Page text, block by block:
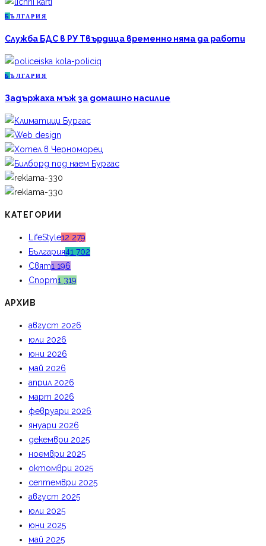
Б ЪЛГАРИЯ
Служба БДС в РУ Твърдица временно няма да работи
Б ЪЛГАРИЯ
Задържаха мъж за домашно насилие
КАТЕГОРИИ
LifeStyle12 279
България41 702
Свят1 196
Спорт1 319
АРХИВ
август 2026
юли 2026
юни 2026
май 2026
април 2026
март 2026
февруари 2026
януари 2026
декември 2025
ноември 2025
октомври 2025
септември 2025
август 2025
юли 2025
юни 2025
май 2025